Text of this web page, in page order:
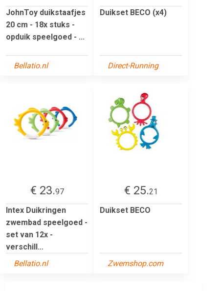
JohnToy duikstaafjes
20 cm - 18x stuks -
opduik speelgoed - ...
Bellatio.nl
Duikset BECO (x4)
Direct-Running
€ 23.97
Intex Duikringen
zwembad speelgoed -
set van 12x -
verschill...
Bellatio.nl
€ 25.21
Duikset BECO
Zwemshop.com